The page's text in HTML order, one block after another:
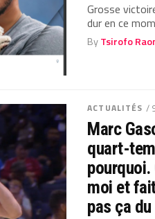
Grosse
dur en ce
ByTsirofo
ACTUALITÉS /
Marc
quart-
pourquoi.
moi et
pas ça